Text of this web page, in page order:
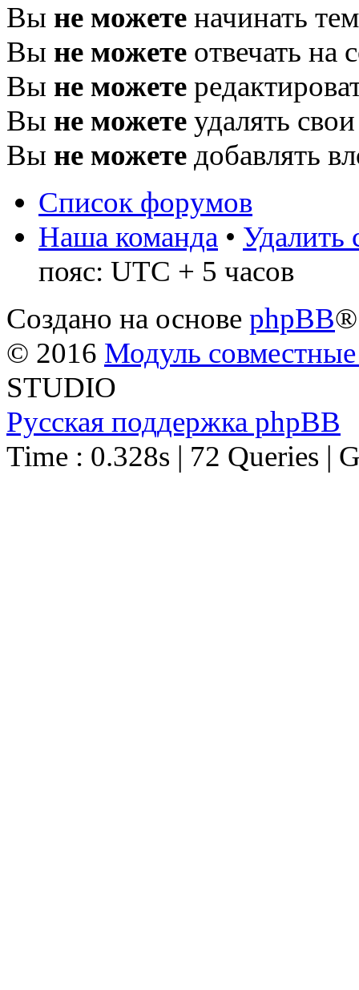
Вы не можете начинать
Вы не можете отвечать на
Вы не можете
Вы не можете удалять
Вы не можете добавлять
Список форумов
Наша команда • Удалить
пояс: UTC + 5 часов
Создано на основе phpBB®
© 2016 Модуль
STUDIO
Русская поддержка phpBB
Time : 0.328s | 72 Queries |